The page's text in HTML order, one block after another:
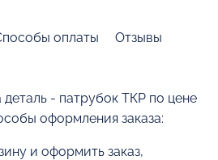
оплаты
Отзывы
деталь - патрубок ТКР по цене
оформления заказа:
и оформить заказ,